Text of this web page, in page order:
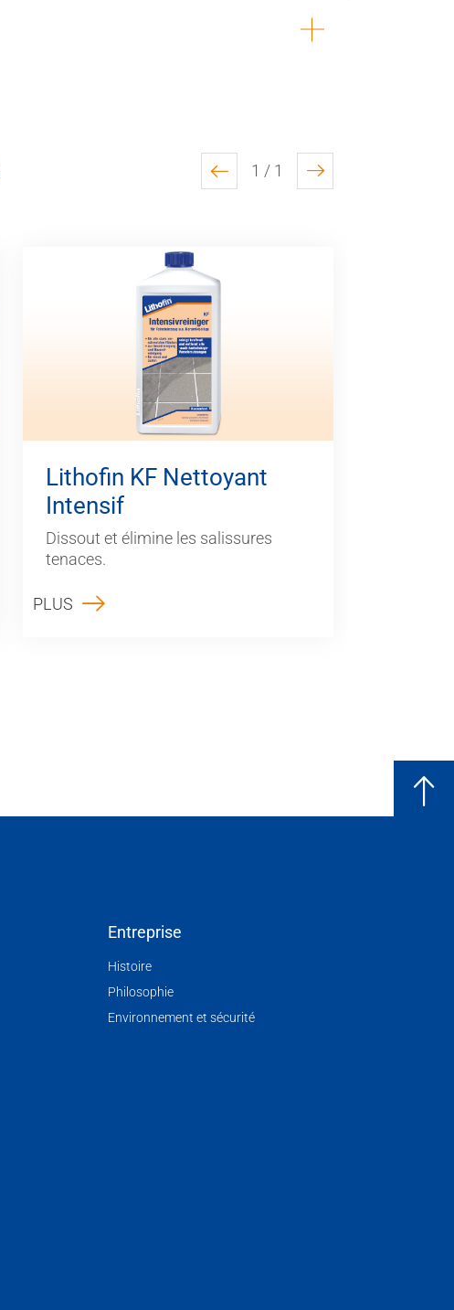
previous
1 / 1
next
Lithofin KF Nettoyant
Intensif
Dissout et élimine les salissures
tenaces.
PLUS
Entreprise
Histoire
Philosophie
Environnement et sécurité